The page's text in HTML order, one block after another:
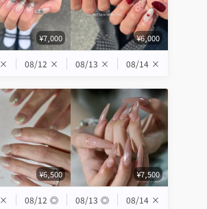
¥7,000 ¥6,000
× 08/12 × 08/13 × 08/14 ×
¥6,500 ¥7,500
× 08/12 ◎ 08/13 ◎ 08/14 ×